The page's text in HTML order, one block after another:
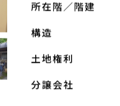
所在階／階建
構造
土地権利
分譲会社